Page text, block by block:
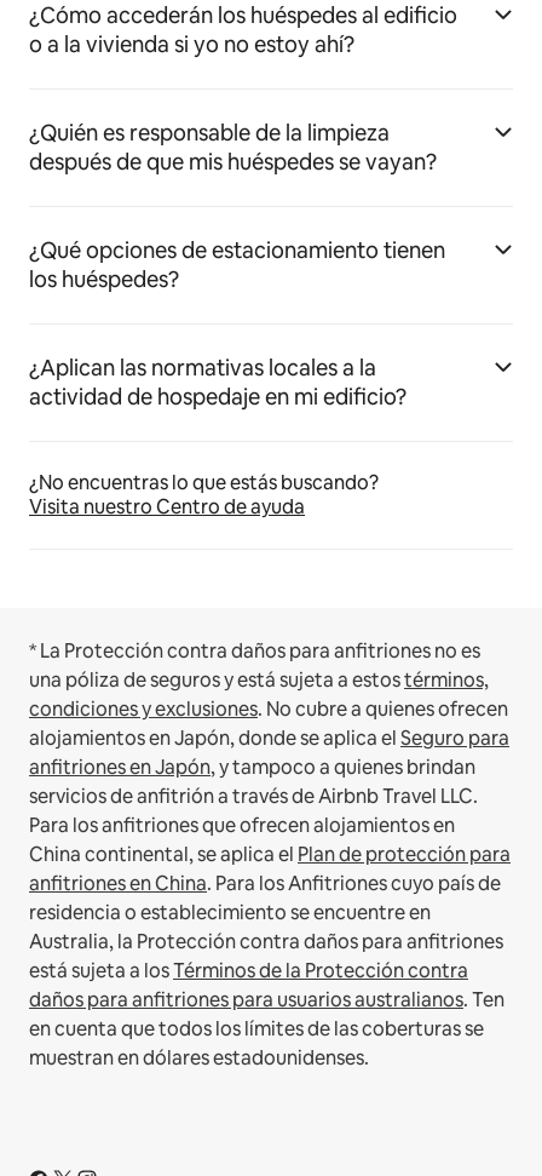
¿Cómo accederán los huéspedes al edificio
o a la vivienda si yo no estoy ahí?
¿Quién es responsable de la limpieza
después de que mis huéspedes se vayan?
¿Qué opciones de estacionamiento tienen
los huéspedes?
¿Aplican las normativas locales a la
actividad de hospedaje en mi edificio?
¿No encuentras lo que estás buscando?
Visita nuestro Centro de ayuda
* La Protección contra daños para anfitriones no es
una póliza de seguros y está sujeta a estostérminos,
condiciones y exclusiones. No cubre a quienes ofrecen
alojamientos en Japón, donde se aplica elSeguro para
anfitriones en Japón, y tampoco a quienes brindan
servicios de anfitrión a través de Airbnb Travel LLC.
Para los anfitriones que ofrecen alojamientos en
China continental, se aplica el Plan de protección para
anfitriones en China. Para los Anfitriones cuyo país de
residencia o establecimiento se encuentre en
Australia, la Protección contra daños para anfitriones
está sujeta a losTérminos de la Protección contra
daños para anfitriones para usuarios australianos. Ten
en cuenta que todos los límites de las coberturas se
muestran en dólares estadounidenses.